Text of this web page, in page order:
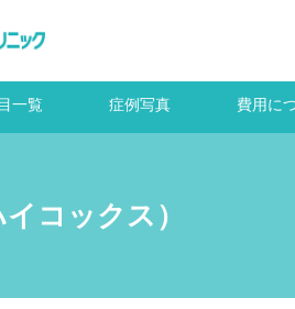
一覧 症例写真 費用に
コックス）